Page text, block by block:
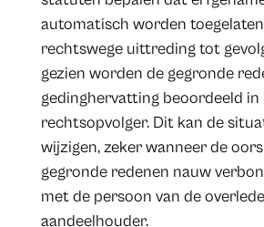
automatisch worden
rechtswege uittreding tot
gezien worden de gegronde
gedinghervatting beoordeeld in
rechtsopvolger. Dit kan de
wijzigen, zeker wanneer de
gegronde redenen nauw
met de persoon van de
aandeelhouder.